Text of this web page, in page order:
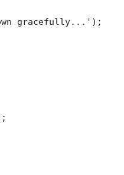
gracefully...');